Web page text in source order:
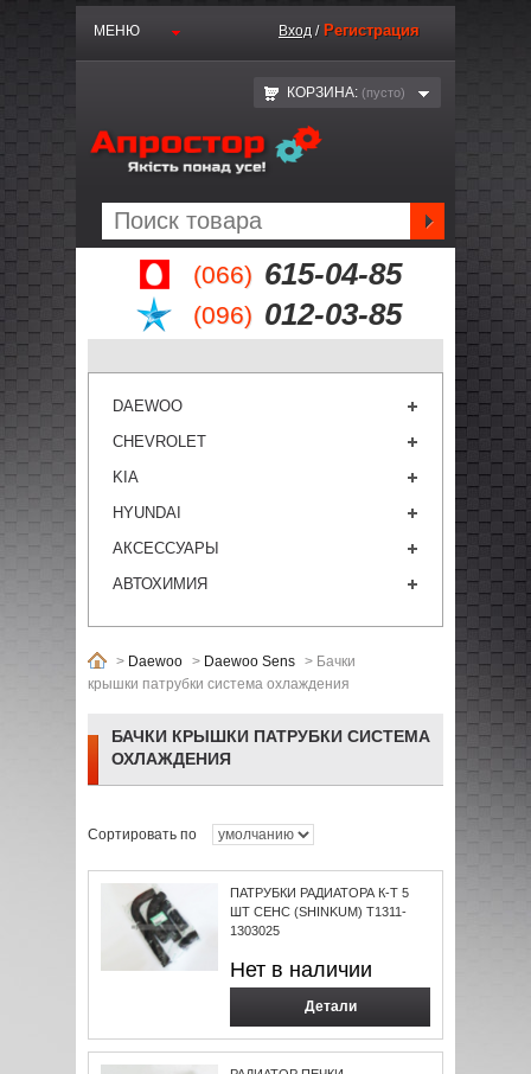
(066) 615-04-85
(096) 012-03-85
МЕНЮ Вход / Регистрация
КОРЗИНА: (пустo)
DAEWOO
CHEVROLET
KIA
HYUNDAI
АКСЕССУАРЫ
АВТОХИМИЯ
> Daewoo > Daewoo Sens > Бачки
крышки патрубки система охлаждения
БАЧКИ КРЫШКИ ПАТРУБКИ СИСТЕМА
ОХЛАЖДЕНИЯ
Сортировать по
ПАТРУБКИ РАДИАТОРА К-Т 5
ШТ СЕНС (SHINKUM) T1311-
1303025
Нет в наличии
Детали